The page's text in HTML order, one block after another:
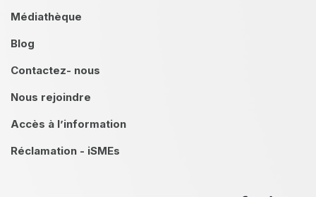
Médiathèque
Blog
Contactez- nous
Nous rejoindre
Accès à l’information
Réclamation - iSMEs